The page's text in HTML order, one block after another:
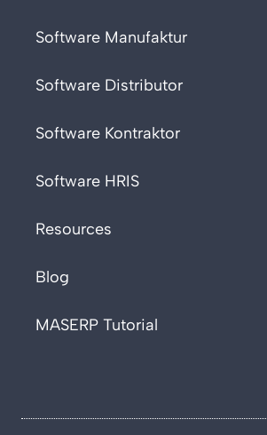
Software Manufaktur
Software Distributor
Software Kontraktor
Software HRIS
Resources
Blog
MASERP Tutorial